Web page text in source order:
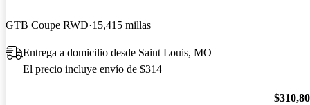
GTB Coupe RWD 15,415 millas
Entrega a domicilio desde Saint Louis, MO
El precio incluye envío de $314